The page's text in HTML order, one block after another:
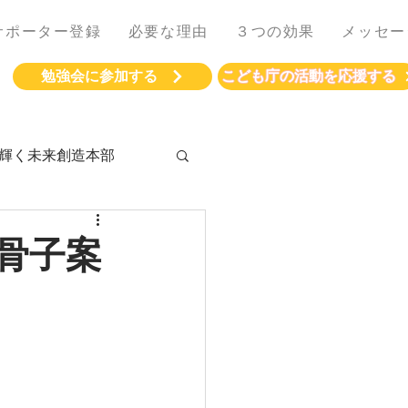
ポーター登録 必要な理由 ３つの効果 メッセ
勉強会に参加する こども庁の活動を応援する
く未来創造本部
子案